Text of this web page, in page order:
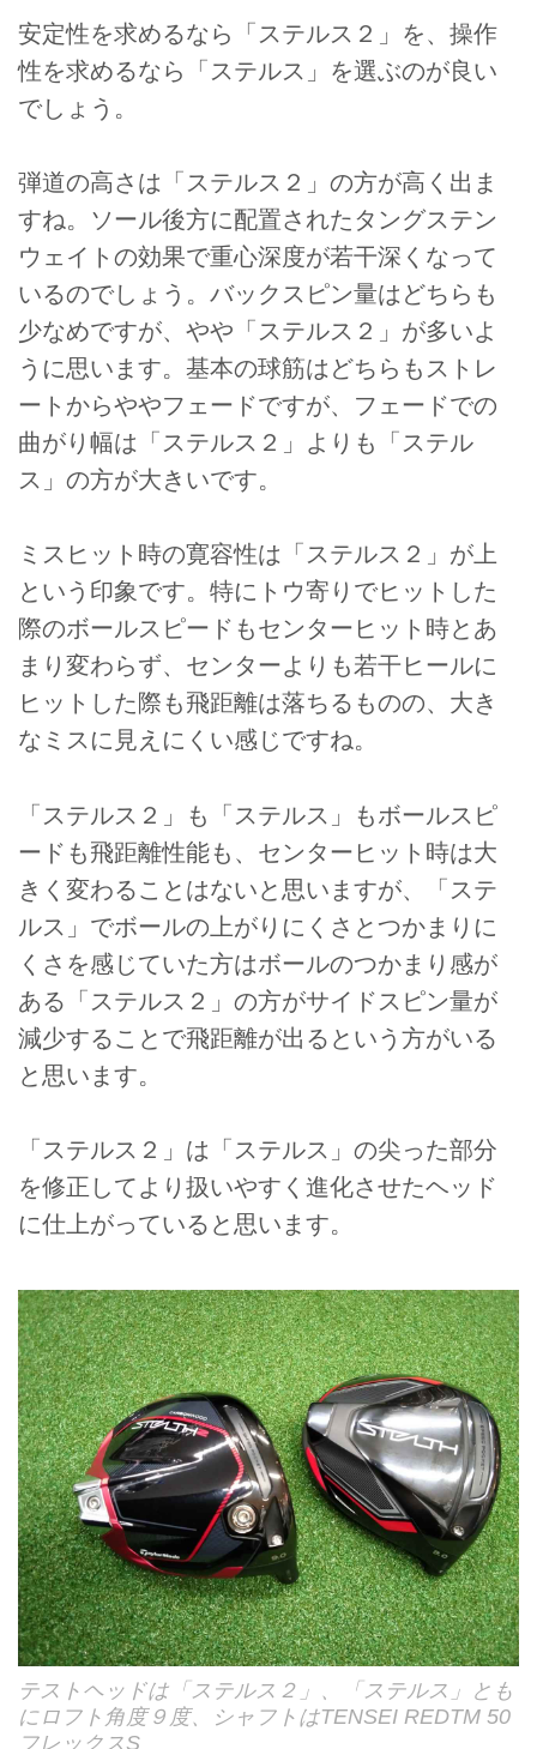
安定性を求めるなら「ステルス２」を、操作
性を求めるなら「ステルス」を選ぶのが良い
でしょう。
弾道の高さは「ステルス２」の方が高く出ま
すね。ソール後方に配置されたタングステン
ウェイトの効果で重心深度が若干深くなって
いるのでしょう。バックスピン量はどちらも
少なめですが、やや「ステルス２」が多いよ
うに思います。基本の球筋はどちらもストレ
ートからややフェードですが、フェードでの
曲がり幅は「ステルス２」よりも「ステル
ス」の方が大きいです。
ミスヒット時の寛容性は「ステルス２」が上
という印象です。特にトウ寄りでヒットした
際のボールスピードもセンターヒット時とあ
まり変わらず、センターよりも若干ヒールに
ヒットした際も飛距離は落ちるものの、大き
なミスに見えにくい感じですね。
「ステルス２」も「ステルス」もボールスピ
ードも飛距離性能も、センターヒット時は大
きく変わることはないと思いますが、「ステ
ルス」でボールの上がりにくさとつかまりに
くさを感じていた方はボールのつかまり感が
ある「ステルス２」の方がサイドスピン量が
減少することで飛距離が出るという方がいる
と思います。
「ステルス２」は「ステルス」の尖った部分
を修正してより扱いやすく進化させたヘッド
に仕上がっていると思います。
テストヘッドは「ステルス２」、「ステルス」とも
にロフト角度９度、シャフトはTENSEI REDTM 50
フレックスS